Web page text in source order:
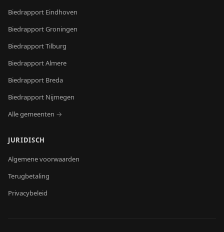
Biedrapport Eindhoven
BiedrapportGroningen
BiedrapportTilburg
BiedrapportAlmere
Biedrapport Breda
Biedrapport Nijmegen
Alle gemeenten →
JURIDISCH
Algemene voorwaarden
Terugbetaling
Privacybeleid